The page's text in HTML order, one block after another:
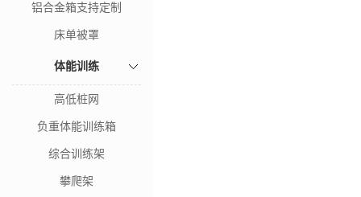
铝合金箱支持定制
床单被罩
体能训练
高低桩网
负重体能训练箱
综合训练架
攀爬架